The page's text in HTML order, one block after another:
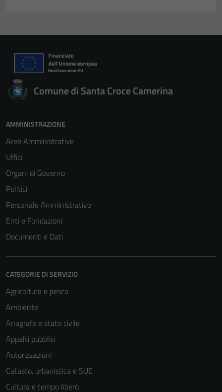
Comune di Santa Croce Camerina
AMMINISTRAZIONE
Aree Amministrative
Uffici
Organi di Governo
Politici
Personale Amministrativo
Enti e Fondazioni
Documenti e Dati
CATEGORIE DI SERVIZIO
Agricoltura e pesca
Ambiente
Anagrafe e stato civile
Appalti pubblici
Autorizzazioni
Catasto, urbanistica e SUE
Cultura e tempo libero